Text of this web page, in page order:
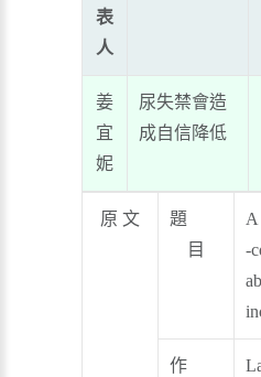
表
人
姜
宜
妮
尿失禁會造
成自信降低
原 文
題
目
A
作